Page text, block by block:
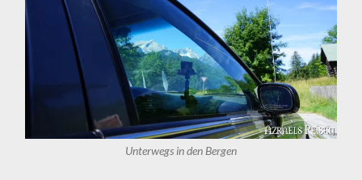
Unterwegs in den Bergen